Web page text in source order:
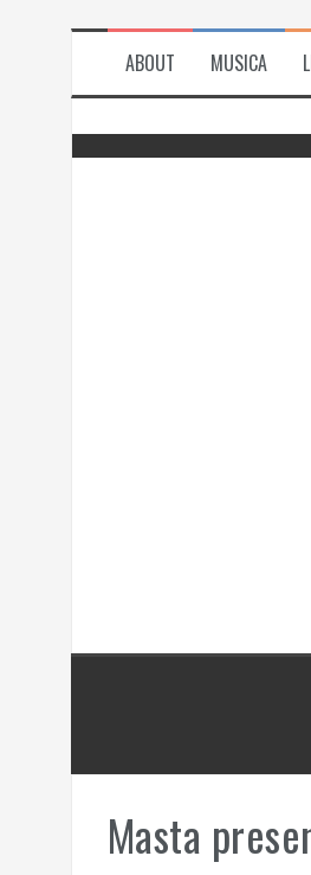
ABOUT MUSICA
Masta